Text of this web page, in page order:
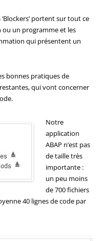
portent sur tout ce
un programme et les
qui présentent un
bonnes pratiques de
qui vont concerner
Notre
application
ABAP n’est pas
de taille très
importante :
un peu moins
de 700 fichiers
40 lignes de code par